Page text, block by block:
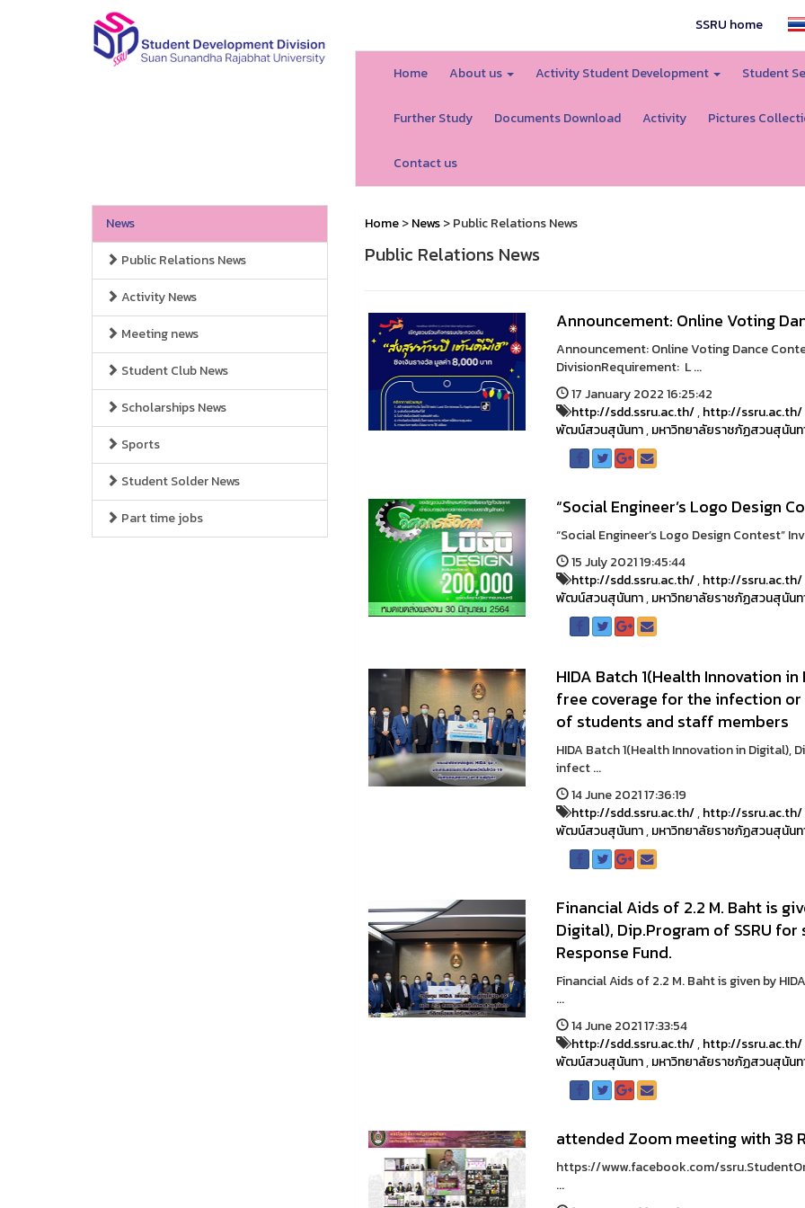
SSRU home
Home About us Activity Student Development Student
Further Study Documents Download Activity Pictures
Contact us
News
Public Relations News
Activity News
Meeting news
Student Club News
Scholarships News
Sports
Student Solder News
Part time jobs
Home>News> Public Relations News
Public Relations News
Announcement: Online Voting
Announcement: Online Voting Dance
DivisionRequirement: L ...
17 January 2022 16:25:42
http://sdd.ssru.ac.th/,http://ssru.ac.th/
พัฒน์สวนสุนันทา,มหาวิทยาลัยราชภัฏสวนสุนันท
“Social Engineer’s Logo Design
“Social Engineer’s Logo Design Contest”
15 July 2021 19:45:44
http://sdd.ssru.ac.th/,http://ssru.ac.th/
พัฒน์สวนสุนันทา,มหาวิทยาลัยราชภัฏสวนสุนันท
HIDA Batch 1(Health Innovation
free coverage for the infection
of students and staff members
HIDA Batch 1(Health Innovation in
infect ...
14 June 2021 17:36:19
http://sdd.ssru.ac.th/,http://ssru.ac.th/
พัฒน์สวนสุนันทา,มหาวิทยาลัยราชภัฏสวนสุนันท
Financial Aids of 2.2 M. Baht is
Digital), Dip.Program of SSRU
Response Fund.
Financial Aids of 2.2 M. Baht is given by
...
14 June 2021 17:33:54
http://sdd.ssru.ac.th/,http://ssru.ac.th/
พัฒน์สวนสุนันทา,มหาวิทยาลัยราชภัฏสวนสุนันท
attended Zoom meeting with 38
https://www.facebook.com/
...